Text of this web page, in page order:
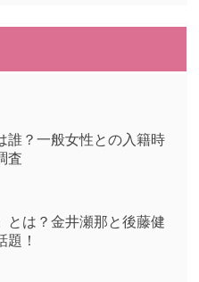
誰？一般女性との入籍時
査
とは？金井瀬那と後藤健
題！